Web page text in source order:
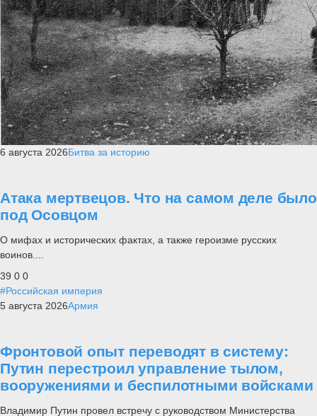
6 августа 2026Битва за историю
Атака мертвецов. Что на самом деле было
под Осовцом
О мифах и исторических фактах, а также героизме русских
воинов....
39 0 0
#Российская империя
5 августа 2026Армия
Фронтовой опыт переводят в систему:
Путин перестроил управление тылом,
вооружениями и беспилотными войсками
Владимир Путин провел встречу с руководством Министерства